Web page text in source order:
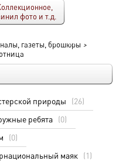
фото и т.д.
газеты, брошюры >
природы
(26)
ребята (0)
(0)
маяк (1)